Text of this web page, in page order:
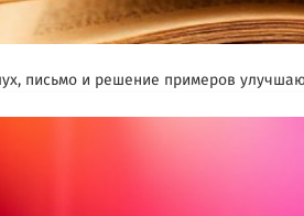
письмо и решение примеров